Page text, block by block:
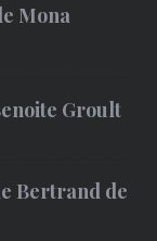
Mona
Groult
Bertrand de